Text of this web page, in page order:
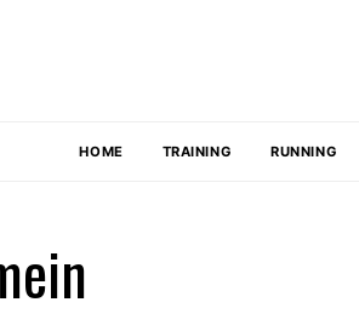
HOME TRAINING RUNNING